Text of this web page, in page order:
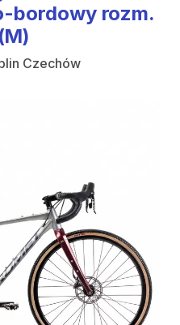
bordowy rozm.
(M)
Czechów